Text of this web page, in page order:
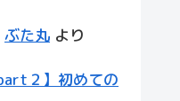
ぶた丸 より
２】初めての